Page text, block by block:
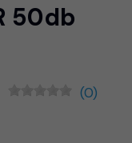
50db
(0)